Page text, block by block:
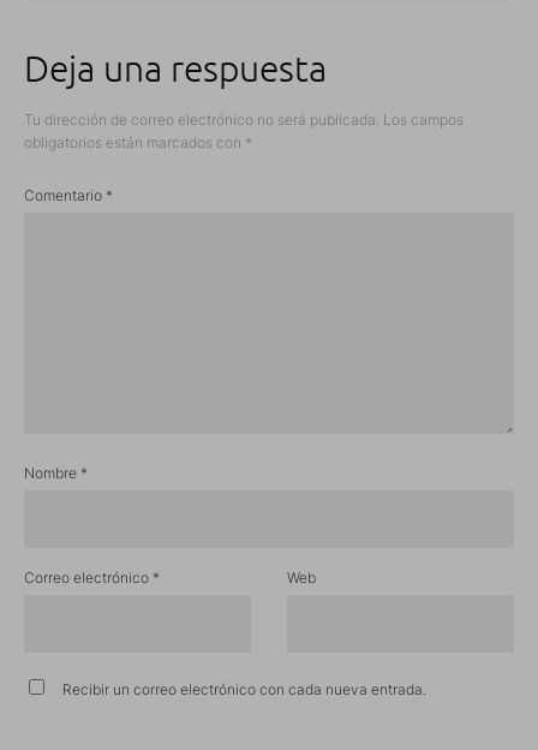
Deja una respuesta
Tu dirección de correo electrónico no será publicada. Los campos
obligatorios están marcados con *
Comentario *
Nombre *
Correo electrónico * Web
Recibir un correo electrónico con cada nueva entrada.